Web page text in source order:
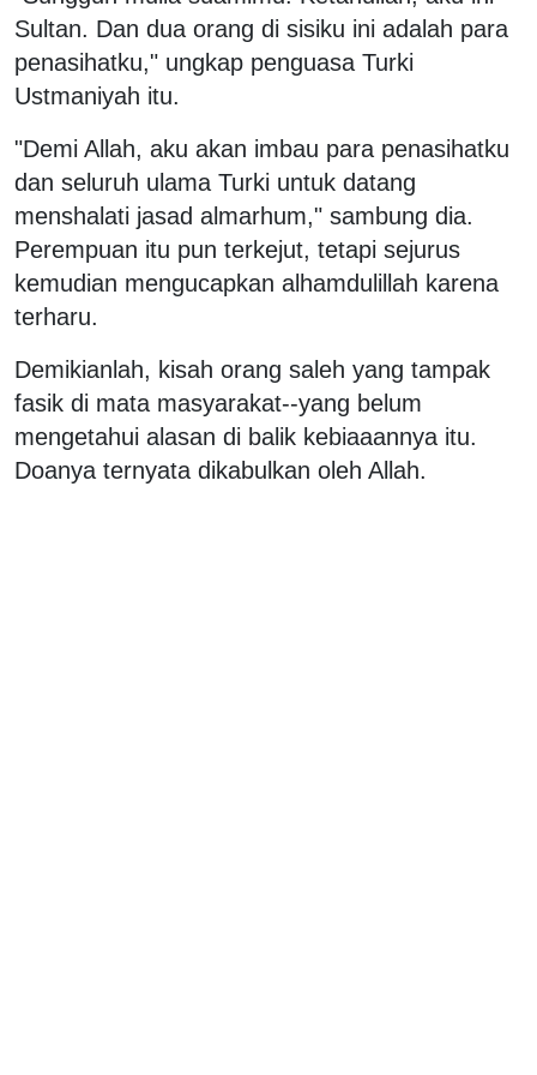
Sultan. Dan dua orang di sisiku ini adalah para
penasihatku," ungkap penguasa Turki
Ustmaniyah itu.
"Demi Allah, aku akan imbau para penasihatku
dan seluruh ulama Turki untuk datang
menshalati jasad almarhum," sambung dia.
Perempuan itu pun terkejut, tetapi sejurus
kemudian mengucapkan alhamdulillah karena
terharu.
Demikianlah, kisah orang saleh yang tampak
fasik di mata masyarakat--yang belum
mengetahui alasan di balik kebiaaannya itu.
Doanya ternyata dikabulkan oleh Allah.